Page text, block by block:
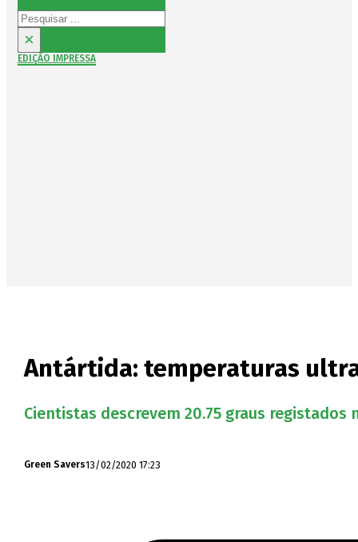
Pesquisar
×
EDIÇÃO IMPRESSA
Antártida: temperaturas
Cientistas descrevem 20.75 graus
Green Savers13/02/2020 17:23